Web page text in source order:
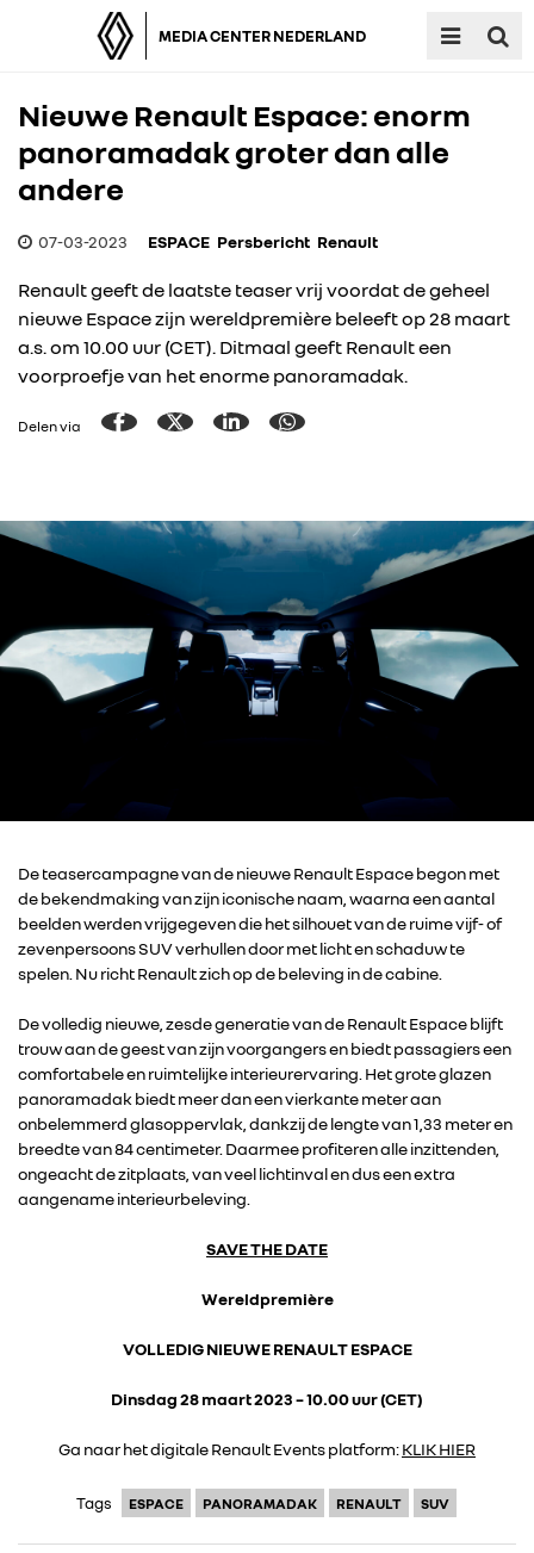
MEDIA CENTER NEDERLAND
ALPINE
Nieuwe Renault Espace: enorm
panoramadak groter dan alle
andere
07-03-2023 ESPACE Persbericht Renault
Renault geeft de laatste teaser vrij voordat de geheel
nieuwe Espace zijn wereldpremière beleeft op 28 maart
a.s. om 10.00 uur (CET). Ditmaal geeft Renault een
voorproefje van het enorme panoramadak.
Delen via
De teasercampagne van de nieuwe Renault Espace begon met
de bekendmaking van zijn iconische naam, waarna een aantal
beelden werden vrijgegeven die het silhouet van de ruime vijf- of
zevenpersoons SUV verhullen door met licht en schaduw te
spelen. Nu richt Renault zich op de beleving in de cabine.
De volledig nieuwe, zesde generatie van de Renault Espace blijft
trouw aan de geest van zijn voorgangers en biedt passagiers een
comfortabele en ruimtelijke interieurervaring. Het grote glazen
panoramadak biedt meer dan een vierkante meter aan
onbelemmerd glasoppervlak, dankzij de lengte van 1,33 meter en
breedte van 84 centimeter. Daarmee profiteren alle inzittenden,
ongeacht de zitplaats, van veel lichtinval en dus een extra
aangename interieurbeleving.
SAVE THE DATE
Wereldpremière
VOLLEDIG NIEUWE RENAULT ESPACE
Dinsdag 28 maart 2023 – 10.00 uur (CET)
Ga naar het digitale Renault Events platform:KLIK HIER
Tags ESPACE PANORAMADAK RENAULT SUV